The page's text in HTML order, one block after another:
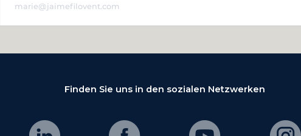
Finden Sie uns in den sozialen Netzwerken